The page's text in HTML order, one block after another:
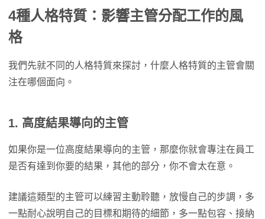
4種人格特質：影響主管分配工作的風
格
我們先就不同的人格特質來探討，什麼人格特質的主管會關
注在哪個面向。
1. 高度結果導向的主管
如果你是一位高度結果導向的主管，那麼你就會專注在員工
是否有達到你要的結果，其他的部分，你不會太在意。
建議這類型的主管可以練習主動聆聽，放慢自己的步調，多
一點耐心說明自己的目標和期待的細節，多一點包容、接納